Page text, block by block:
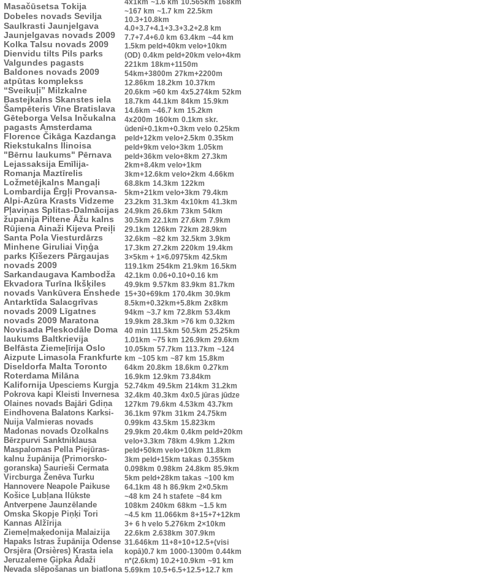
Masačūsetsa Tokija
Dobeles novads Sevilja
Saulkrasti Jaunjelgava
Jaunjelgavas novads 2009
Kolka Talsu novads 2009
Dienvidu tilts Pils parks
Valgundes pagasts
Baldones novads 2009
atpūtas komplekss
“Sveikuļi” Milzkalne
Bastejkalns Skanstes iela
Šampēteris Vīne Bratislava
Gēteborga Velsa Inčukalna
pagasts Amsterdama
Florence Čikāga Kazdanga
Riekstukalns Ilinoisa
"Bērnu laukums" Pērnava
Lejassaksija Emīlija-
Romanja Maztīrelis
Ložmetējkalns Mangaļi
Lombardija Ērgļi Provansa-
Alpi-Azūra Krasts Vidzeme
Pļaviņas Splitas-Dalmācijas
županija Piltene Āžu kalns
Rūjiena Ainaži Kijeva Preiļi
Santa Pola Viesturdārzs
Minhene Giruliai Viņģa
parks Ķīšezers Pārgaujas
novads 2009
Sarkandaugava Kambodža
Ekvadora Turīna Ikšķiles
novads Vankūvera Enshede
Antarktīda Salacgrīvas
novads 2009 Līgatnes
novads 2009 Maratona
Novisada Pleskodāle Doma
laukums Baltkrievija
Belfāsta Ziemeļīrija Oslo
Aizpute Limasola Frankfurte
Diseldorfa Malta Toronto
Roterdama Milāna
Kalifornija Upesciems Kurgja
Pokrova kapi Kleisti Invernesa
Olaines novads Bajāri Gdiņa
Eindhovena Balatons Karksi-
Nuija Valmieras novads
Madonas novads Ozolkalns
Bērzpurvi Sanktniklausa
Maspalomas Pella Piejūras-
kalnu župānija (Primorsko-
goranska) Saurieši Cermata
Vircburga Ženēva Turku
Hannovere Neapole Paikuse
Košice Ļubļana Ilūkste
Antverpene Jaunzēlande
Omska Skopje Piņķi Tori
Kannas Alžīrija
Ziemeļmaķedonija Malaizija
Hapaks Istras župānija Odense
Orsjēra (Orsières) Krasta iela
Jeruzaleme Ģipka Ādaži
Nevada slēpošanas un biatlona
~167 km ~1.7 km 22.5km
10.3+10.8km
4.0+3.7+4.1+3.3+3.2+2.8 km
7.7+7.4+6.0 km 63.4km ~44 km
1.5km peld+40km velo+10km
(OD) 0.4km peld+20km velo+4km
221km 18km+1150m
54km+3800m 27km+2200m
12.86km 18.2km 10.37km
20.6km >60 km 4x5.274km 52km
18.7km 44.1km 84km 15.9km
14.6km ~46.7 km 15.2km
4x200m 160km 0.1km skr.
ūdenī+0.1km+0.3km velo 0.25km
peld+12km velo+2.5km 0.35km
peld+9km velo+3km 1.05km
peld+36km velo+8km 27.3km
2km+8.4km velo+1km
3km+12.6km velo+2km 4.66km
68.8km 14.3km 122km
5km+21km velo+3km 79.4km
23.2km 31.3km 4x10km 41.3km
24.9km 26.6km 73km 54km
30.5km 22.1km 27.6km 7.9km
29.1km 126km 72km 28.9km
32.6km ~82 km 32.5km 3.9km
17.3km 27.2km 220km 19.4km
3×5km + 1×6.0975km 42.5km
119.1km 254km 21.9km 16.5km
42.1km 0.06+0.10+0.16 km
49.9km 9.57km 83.9km 81.7km
15+30+69km 170.4km 30.9km
8.5km+0.32km+5.8km 2x8km
94km ~3.7 km 72.8km 53.4km
19.9km 28.3km >76 km 0.32km
40 min 111.5km 50.5km 25.25km
1.01km ~75 km 126.9km 29.6km
10.05km 57.7km 113.7km ~124
km ~105 km ~87 km 15.8km
64km 20.8km 18.6km 0.27km
16.9km 12.9km 73.84km
52.74km 49.5km 214km 31.2km
32.4km 40.3km 4x0.5 jūras jūdze
127km 79.6km 4.53km 43.7km
36.1km 97km 31km 24.75km
0.99km 43.5km 15.823km
29.9km 20.4km 0.4km peld+20km
velo+3.3km 78km 4.9km 1.2km
peld+50km velo+10km 11.8km
3km peld+15km takas 0.355km
0.098km 0.98km 24.8km 85.9km
5km peld+28km takas ~100 km
64.1km 48 h 86.9km 2×0.5km
~48 km 24 h stafete ~84 km
108km 240km 68km ~1.5 km
~4.5 km 11.066km 8+15+7+12km
3+ 6 h velo 5.276km 2×10km
22.6km 2.638km 307.9km
31.646km 11+8+10+12.5+(visi
kopā)0.7 km 1000-1300m 0.44km
n*(2.6km) 10.2+10.9km ~91 km
5.69km 10.5+6.5+12.5+12.7 km